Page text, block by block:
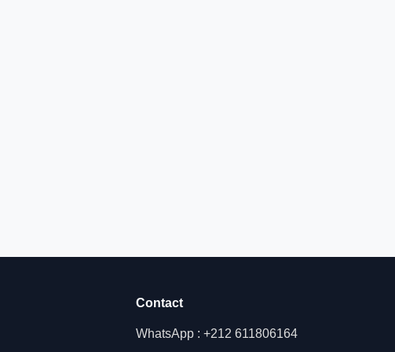
Contact
WhatsApp : +212 611806164